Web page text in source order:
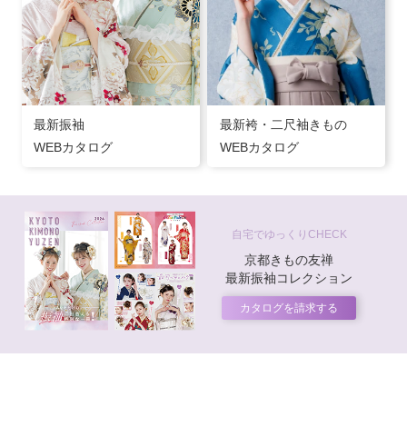
最新振袖
WEBカタログ
最新袴・二尺袖きもの
WEBカタログ
自宅でゆっくりCHECK
京都きもの友禅
最新振袖コレクション
カタログを請求する